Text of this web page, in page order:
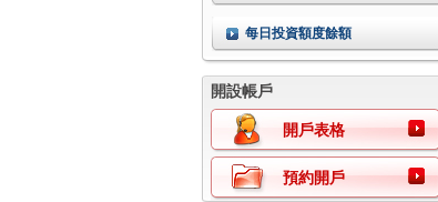
每日投資額度餘額
開設帳戶
開戶表格
預約開戶